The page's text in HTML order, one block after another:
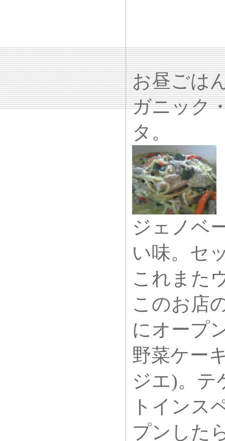
お昼ごは
ガニック
タ。
ジェノベ
い味。セ
これまた
このお店
にオープ
野菜ケー
ジエ)。テ
トインス
プンした